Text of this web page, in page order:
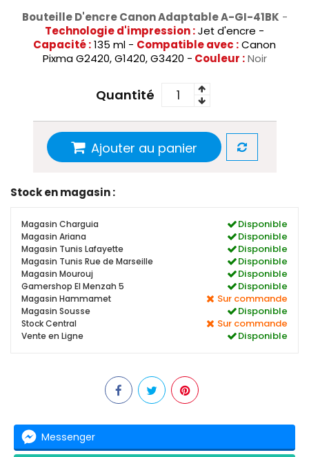
Bouteille D'encre Canon Adaptable A-GI-41BK -
Technologie d'impression :Jet d'encre -
Capacité :135 ml - Compatible avec :Canon
Pixma G2420, G1420, G3420 - Couleur :Noir
Quantité
Ajouter au panier
Stock en magasin :
Magasin Charguia Disponible
Magasin Ariana Disponible
Magasin Tunis Lafayette Disponible
Magasin Tunis Rue de Marseille Disponible
Magasin Mourouj Disponible
Gamershop El Menzah 5 Disponible
Magasin Hammamet Sur commande
Magasin Sousse Disponible
Stock Central Sur commande
Vente en Ligne Disponible
Messenger